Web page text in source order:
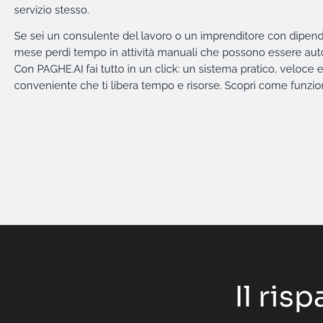
servizio stesso.
Se sei un consulente del lavoro o un imprenditore con
mese perdi tempo in attività manuali che possono essere
Con PAGHE.AI fai tutto in un click: un sistema pratico, veloce e
conveniente che ti libera tempo e risorse. Scopri come
Il